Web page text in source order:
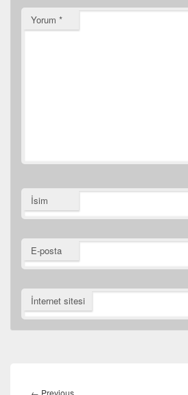
Yorum *
İsim
E-posta
İnternet sitesi
gezinmesi
← PreviousPrevious